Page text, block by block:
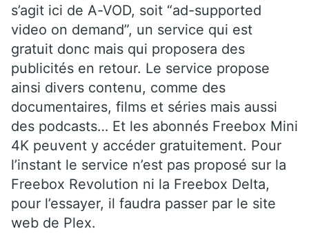
s’agit ici de A-VOD, soit “ad-supported
video on demand”, un service qui est
gratuit donc mais qui proposera des
publicités en retour. Le service propose
ainsi divers contenu, comme des
documentaires, films et séries mais aussi
des podcasts… Et les abonnés Freebox Mini
4K peuvent y accéder gratuitement. Pour
l’instant le service n’est pas proposé sur la
Freebox Revolution ni la Freebox Delta,
pour l’essayer, il faudra passer par le site
web de Plex.